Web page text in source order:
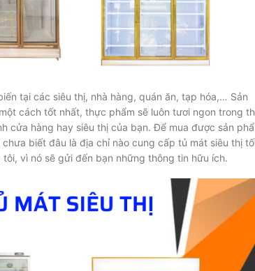
tại các siêu thị, nhà hàng, quán ăn, tạp hóa,… Sản
cách tốt nhất, thực phẩm sẽ luôn tươi ngon trong
cửa hàng hay siêu thị của bạn. Để mua được sản
biết đâu là địa chỉ nào cung cấp tủ mát siêu thị
vì nó sẽ gửi đến bạn những thông tin hữu ích.